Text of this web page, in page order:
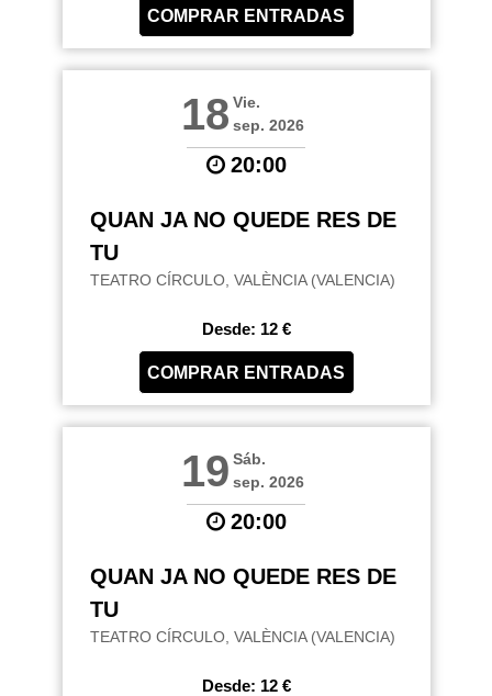
COMPRAR ENTRADAS
18 Vie.
sep. 2026
20:00
QUAN JA NO QUEDE RES DE
TU
TEATRO CÍRCULO, VALÈNCIA (VALENCIA)
Desde: 12 €
COMPRAR ENTRADAS
19 Sáb.
sep. 2026
20:00
QUAN JA NO QUEDE RES DE
TU
TEATRO CÍRCULO, VALÈNCIA (VALENCIA)
Desde: 12 €